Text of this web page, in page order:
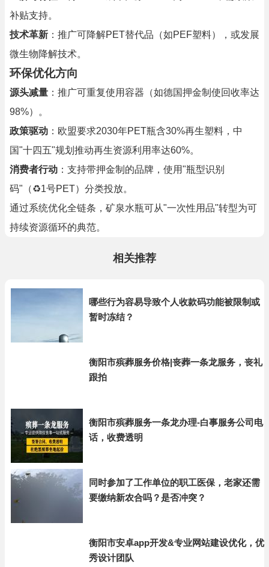
补贴支持。
技术革新 ：推广可降解PET替代品（如PEF塑料），或发展
微生物降解技术。
环保优化方向
源头减量 ：推广可重复使用容器（如德国押金制使回收率达
98%）。
政策驱动 ：欧盟要求2030年PET瓶含30%再生塑料，中
国"十四五"规划推动再生资源利用率达60%。
消费者行动 ：支持带押金制的品牌，使用"瓶型识别
码"（♻️1号PET）分类投放。
通过系统优化全链条，矿泉水瓶可从"一次性用品"转型为可
持续资源循环的典范。
相关推荐
哪些行为容易导致个人收款码功能被限制或
暂时冻结？
衡阳市殡葬服务价格|丧葬一条龙服务，丧礼
跟拍
衡阳市殡葬服务一条龙办理-白事服务公司电
话，收费透明
同时参加了工作单位的职工医保，老家还需
要缴纳新农合吗？是否冲突？
衡阳市安卓app开发&专业网站建设优化，优
秀设计团队